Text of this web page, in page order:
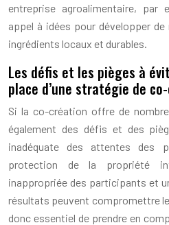
entreprise agroalimentaire, par
appel à idées pour développer
ingrédients locaux et durables.
Les défis et les pièges à
place d’une stratégie de
Si la co-création offre de
également des défis et des
inadéquate des attentes des
protection de la propriété
inappropriée des participants et
résultats peuvent compromettre
donc essentiel de prendre en